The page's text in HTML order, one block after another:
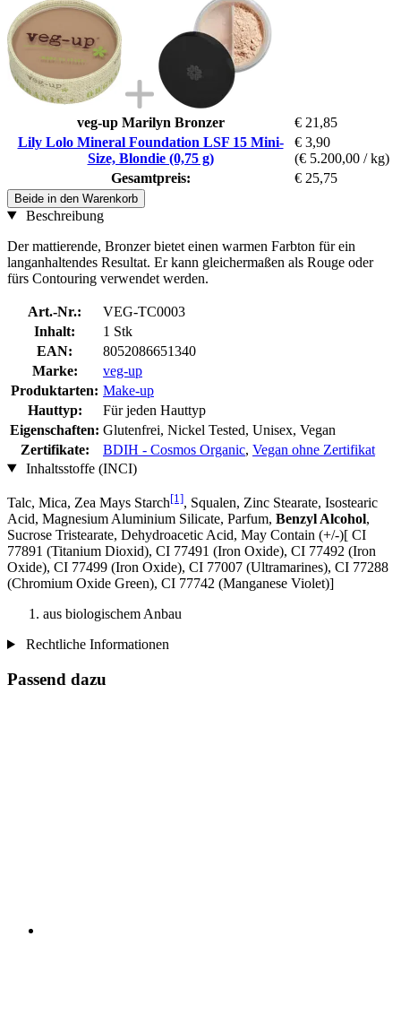
veg-up Marilyn Bronzer
€ 21,85
Lily Lolo Mineral Foundation LSF 15 Mini-
Size, Blondie (0,75 g)
€ 3,90
(€ 5.200,00 / kg)
Gesamtpreis:
€ 25,75
Beide in den Warenkorb
Beschreibung
Der mattierende, Bronzer bietet einen warmen Farbton für ein
langanhaltendes Resultat. Er kann gleichermaßen als Rouge oder
fürs Contouring verwendet werden.
Art.-Nr.:
VEG-TC0003
Inhalt:
1 Stk
EAN:
8052086651340
Marke:
veg-up
Produktarten: Make-up
Hauttyp:
Für jeden Hauttyp
Eigenschaften: Glutenfrei, Nickel Tested, Unisex, Vegan
Zertifikate:
BDIH - Cosmos Organic, Vegan ohne Zertifikat
Inhaltsstoffe (INCI)
Talc, Mica, Zea Mays Starch[1], Squalen, Zinc Stearate, Isostearic
Acid, Magnesium Aluminium Silicate, Parfum, Benzyl Alcohol,
Sucrose Tristearate, Dehydroacetic Acid, May Contain (+/-)[ CI
77891 (Titanium Dioxid), CI 77491 (Iron Oxide), CI 77492 (Iron
Oxide), CI 77499 (Iron Oxide), CI 77007 (Ultramarines) , CI 77288
(Chromium Oxide Green), CI 77742 (Manganese Violet)]
aus biologischem Anbau
Rechtliche Informationen
Passend dazu